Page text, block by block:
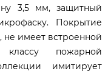
3,5 мм, защитный
Покрытие
не имеет встроенной
пожарной
имитирует